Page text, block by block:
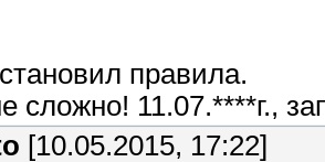
правила.
сложно! 11.07.****г.,
[10.05.2015, 17:22]